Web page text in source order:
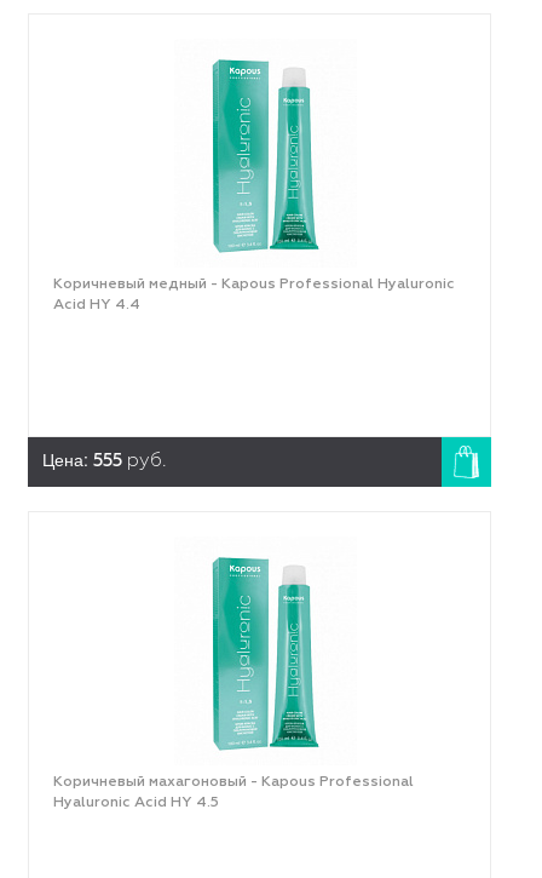
Коричневый медный - Kapous Professional Hyaluronic
Acid HY 4.4
Цена: 555 руб.
Коричневый махагоновый - Kapous Professional
Hyaluronic Acid HY 4.5